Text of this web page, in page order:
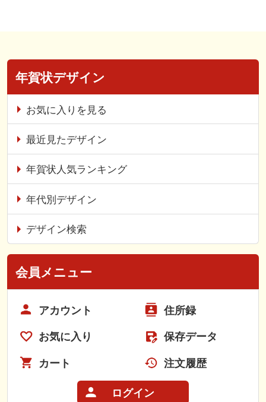
年賀状デザイン
お気に入りを見る
最近見たデザイン
年賀状人気ランキング
年代別デザイン
デザイン検索
会員メニュー
アカウント 住所録
お気に入り 保存データ
カート 注文履歴
ログイン